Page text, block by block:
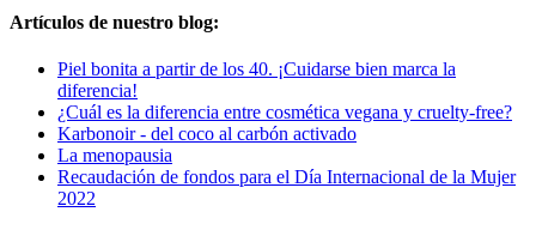
Artículos de nuestro blog:
Piel bonita a partir de los 40. ¡Cuidarse bien marca la
diferencia!
¿Cuál es la diferencia entre cosmética vegana y cruelty-free?
Karbonoir - del coco al carbón activado
La menopausia
Recaudación de fondos para el Día Internacional de la Mujer
2022